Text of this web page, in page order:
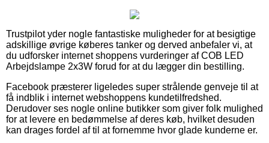
Trustpilot yder nogle fantastiske muligheder for at besigtige
adskillige øvrige køberes tanker og derved anbefaler vi, at
du udforsker internet shoppens vurderinger af COB LED
Arbejdslampe 2x3W forud for at du lægger din bestilling.
Facebook præsterer ligeledes super strålende genveje til at
få indblik i internet webshoppens kundetilfredshed.
Derudover ses nogle online butikker som giver folk mulighed
for at levere en bedømmelse af deres køb, hvilket desuden
kan drages fordel af til at fornemme hvor glade kunderne er.